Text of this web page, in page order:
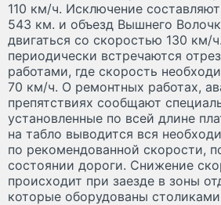
110 км/ч. Исключение
543 км. и объезд Вышнего
двигаться со скоростью 130 км/
периодически встречаются
работами, где скорость
70 км/ч. О ремонтных работах,
препятствиях сообщают
установленные по всей длине
на табло выводится вся
по рекомендованной скорости,
состоянии дороги. Снижение
происходит при заезде в зоны
которые оборудованы